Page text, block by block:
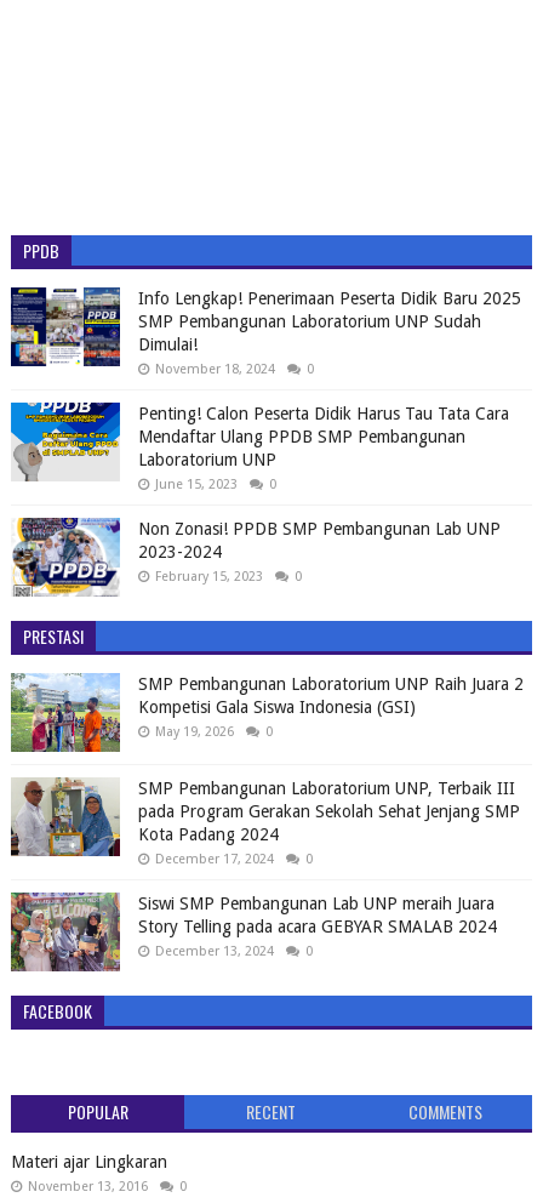
PPDB
Info Lengkap! Penerimaan Peserta Didik Baru 2025
SMP Pembangunan Laboratorium UNP Sudah
Dimulai!
November 18, 2024 0
Penting! Calon Peserta Didik Harus Tau Tata Cara
Mendaftar Ulang PPDB SMP Pembangunan
Laboratorium UNP
June 15, 2023 0
Non Zonasi! PPDB SMP Pembangunan Lab UNP
2023-2024
February 15, 2023 0
PRESTASI
SMP Pembangunan Laboratorium UNP Raih Juara 2
Kompetisi Gala Siswa Indonesia (GSI)
May 19, 2026 0
SMP Pembangunan Laboratorium UNP, Terbaik III
pada Program Gerakan Sekolah Sehat Jenjang SMP
Kota Padang 2024
December 17, 2024 0
Siswi SMP Pembangunan Lab UNP meraih Juara
Story Telling pada acara GEBYAR SMALAB 2024
December 13, 2024 0
FACEBOOK
POPULAR RECENT COMMENTS
Materi ajar Lingkaran
November 13, 2016 0